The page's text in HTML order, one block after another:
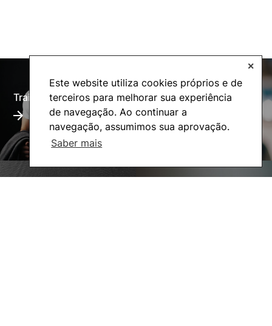
Este website utiliza cookies próprios e de
terceiros para melhorar sua experiência
de navegação. Ao continuar a
navegação, assumimos sua aprovação.
Saber mais
✕
Training Offer Alumni